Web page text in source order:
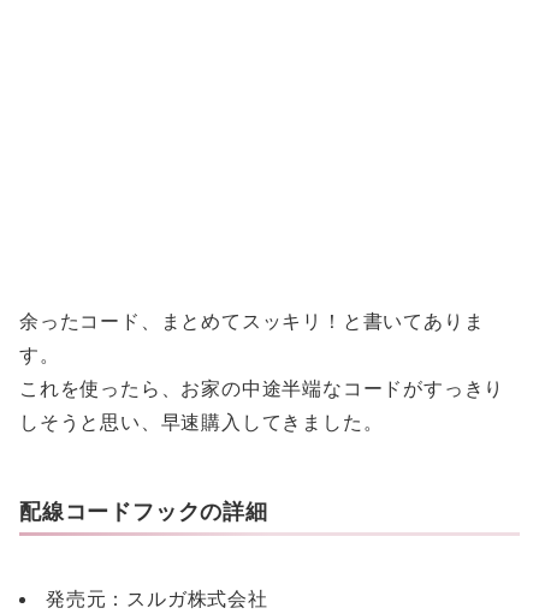
余ったコード、まとめてスッキリ！と書いてありま
す。
これを使ったら、お家の中途半端なコードがすっきり
しそうと思い、早速購入してきました。
配線コードフックの詳細
発売元：スルガ株式会社